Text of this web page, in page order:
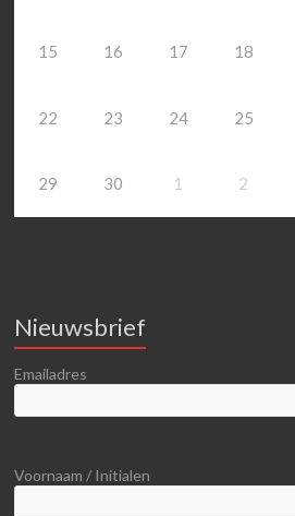
15 16 17 18
22 23 24 25
29 30 1 2
Nieuwsbrief
Emailadres
Voornaam / Initialen